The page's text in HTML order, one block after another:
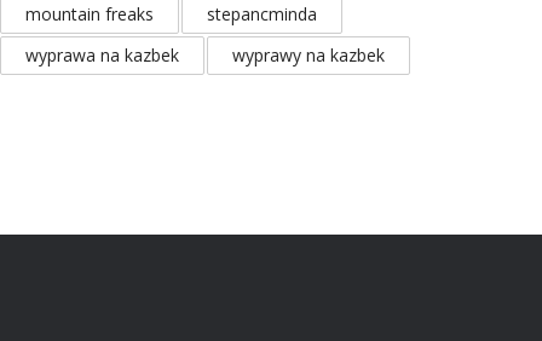
mountain freaks
stepancminda
wyprawa na kazbek
wyprawy na kazbek